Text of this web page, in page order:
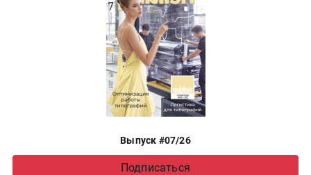
Выпуск #07/26
Подписаться